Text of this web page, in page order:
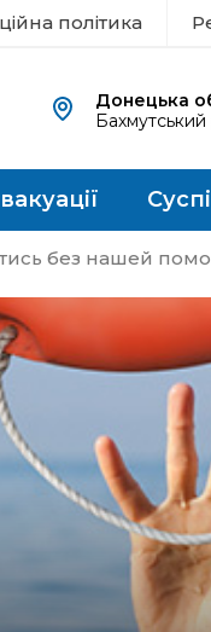
політика
Донецька
без нашей